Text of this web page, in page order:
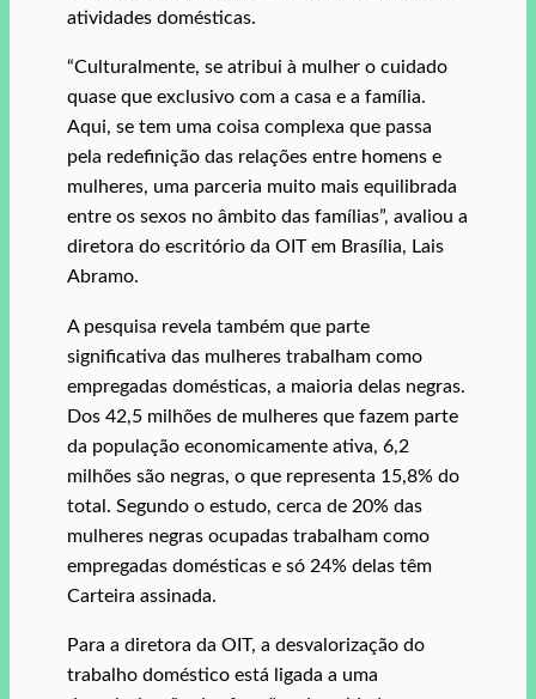
atividades domésticas.
“Culturalmente, se atribui à mulher o cuidado
quase que exclusivo com a casa e a família.
Aqui, se tem uma coisa complexa que passa
pela redefinição das relações entre homens e
mulheres, uma parceria muito mais equilibrada
entre os sexos no âmbito das famílias”, avaliou a
diretora do escritório da OIT em Brasília, Lais
Abramo.
A pesquisa revela também que parte
significativa das mulheres trabalham como
empregadas domésticas, a maioria delas negras.
Dos 42,5 milhões de mulheres que fazem parte
da população economicamente ativa, 6,2
milhões são negras, o que representa 15,8% do
total. Segundo o estudo, cerca de 20% das
mulheres negras ocupadas trabalham como
empregadas domésticas e só 24% delas têm
Carteira assinada.
Para a diretora da OIT, a desvalorização do
trabalho doméstico está ligada a uma